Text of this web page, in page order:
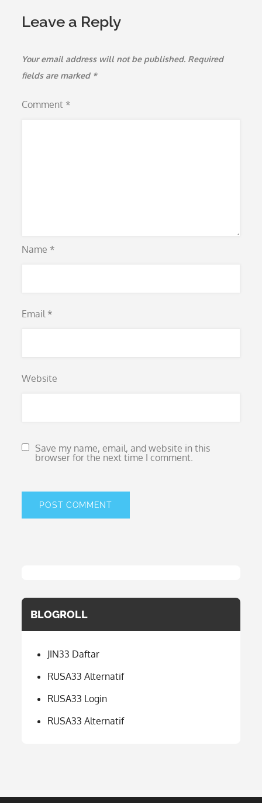
Leave a Reply
Your email address will not be published. Required
fields are marked *
Comment *
Name *
Email *
Website
Save my name, email, and website in this
browser for the next time I comment.
BLOGROLL
JIN33 Daftar
RUSA33 Alternatif
RUSA33 Login
RUSA33 Alternatif